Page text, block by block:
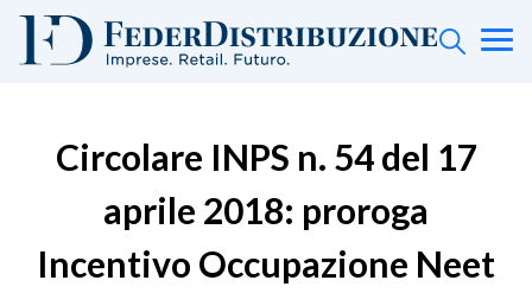
Circolare INPS n. 54 del 17
aprile 2018: proroga
Incentivo Occupazione Neet